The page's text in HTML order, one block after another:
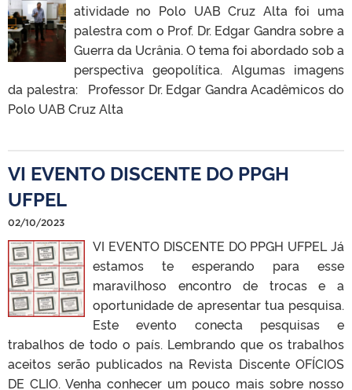
atividade no Polo UAB Cruz Alta foi uma
palestra com o Prof. Dr. Edgar Gandra sobre a
Guerra da Ucrânia. O tema foi abordado sob a
perspectiva geopolítica. Algumas imagens
da palestra: Professor Dr. Edgar Gandra Acadêmicos do
Polo UAB Cruz Alta
VI EVENTO DISCENTE DO PPGH
UFPEL
02/10/2023
VI EVENTO DISCENTE DO PPGH UFPEL Já
estamos te esperando para esse
maravilhoso encontro de trocas e a
oportunidade de apresentar tua pesquisa.
Este evento conecta pesquisas e
trabalhos de todo o país. Lembrando que os trabalhos
aceitos serão publicados na Revista Discente OFÍCIOS
DE CLIO. Venha conhecer um pouco mais sobre nosso